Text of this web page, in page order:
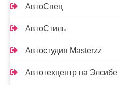
АвтоСпец
АвтоСтиль
Автостудия Masterzz
Автотехцентр на Элсибе